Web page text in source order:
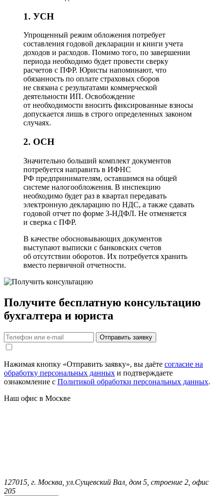
1. УСН
Упрощенный режим обложения потребует
составления годовой декларации и книги учета
доходов и расходов. Помимо того, по завершении
периода необходимо будет провести сверку
расчетов с ПФР. Юристы напоминают, что
обязанность по оплате страховых сборов
не связана с результатами коммерческой
деятельности ИП. Освобождение
от необходимости вносить фиксированные взносы
допускается лишь в строго определенных законом
случаях.
2. ОСН
Значительно больший комплект документов
потребуется направить в ИФНС
РФ предпринимателям, оставшимся на общей
системе налогообложения. В инспекцию
необходимо будет раз в квартал передавать
электронную декларацию по НДС, а также сдавать
годовой отчет по форме 3-НДФЛ. Не отменяется
и сверка с ПФР.
В качестве обосновывающих документов
выступают выписки с банковских счетов
об отсутствии оборотов. Их потребуется хранить
вместо первичной отчетности.
Получите бесплатную консультацию
бухгалтера и юриста
Нажимая кнопку «Отправить заявку», вы даёте согласие на
обработку персональных данных и подтверждаете
ознакомление с Политикой обработки персональных данных.
Наш офис в Москве
127015, г. Москва, ул.Сущевский Вал, дом 5, строение 2, офис
205